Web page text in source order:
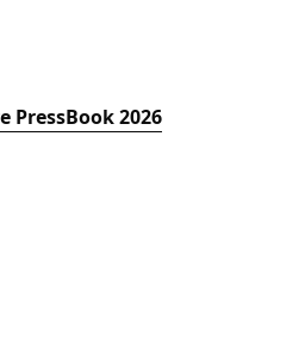
PressBook 2026